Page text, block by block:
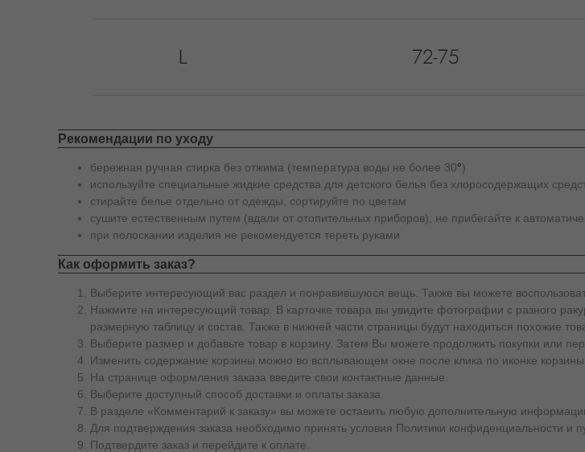
Рекомендации по уходу
бережная ручная стирка без отжима (температура воды не более 30°)
используйте специальные жидкие средства для детского белья без хлоросодержащих
стирайте белье отдельно от одежды, сортируйте по цветам
сушите естественным путем (вдали от отопительных приборов), не прибегайте к
при полоскании изделия не рекомендуется тереть руками
Как оформить заказ?
Выберите интересующий вас раздел и понравившуюся вещь. Также вы можете
Нажмите на интересующий товар. В карточке товара вы увидите фотографии с разного
размерную таблицу и состав. Также в нижней части страницы будут находиться похожие
Выберите размер и добавьте товар в корзину. Затем Вы можете продолжить покупки или
Изменить содержание корзины можно во всплывающем окне после клика по иконке корзины.
На странице оформления заказа введите свои контактные данные.
Выберите доступный способ доставки и оплаты заказа.
В разделе «Комментарий к заказу» вы можете оставить любую дополнительную
Для подтверждения заказа необходимо принять условия Политики конфиденциальности и
Подтвердите заказ и перейдите к оплате.